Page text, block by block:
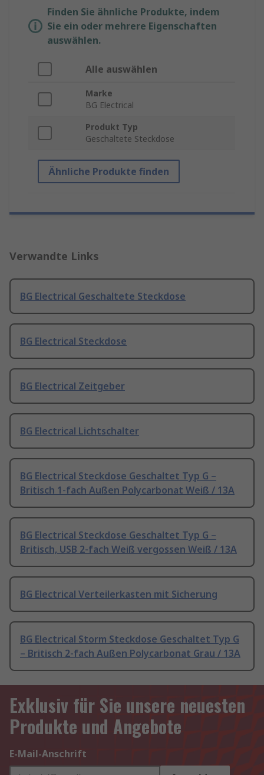
Finden Sie ähnliche Produkte, indem
Sie ein oder mehrere Eigenschaften
auswählen.
Alle auswählen
Marke
BG Electrical
Produkt Typ
Geschaltete Steckdose
Ähnliche Produkte finden
Verwandte Links
BG Electrical Geschaltete Steckdose
BG Electrical Steckdose
BG Electrical Zeitgeber
BG Electrical Lichtschalter
BG Electrical Steckdose Geschaltet Typ G –
Britisch 1-fach Außen Polycarbonat Weiß / 13A
BG Electrical Steckdose Geschaltet Typ G –
Britisch, USB 2-fach Weiß vergossen Weiß / 13A
BG Electrical Verteilerkasten mit Sicherung
BG Electrical Storm Steckdose Geschaltet Typ G
– Britisch 2-fach Außen Polycarbonat Grau / 13A
Exklusiv für Sie unsere neuesten
Produkte und Angebote
E-Mail-Anschrift